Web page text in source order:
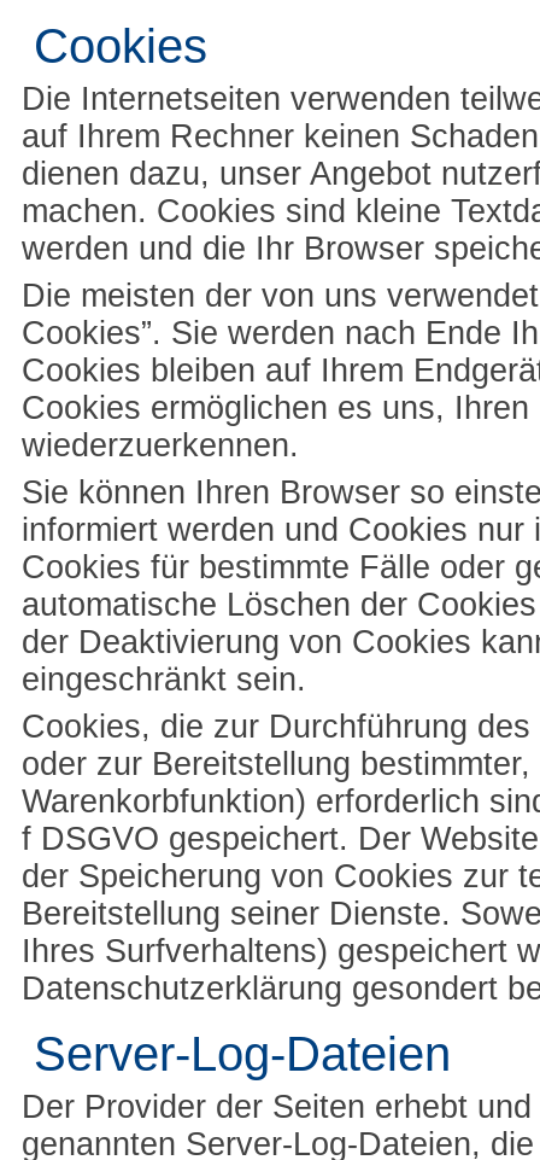
Cookies
Die Internetseiten verwenden
auf Ihrem Rechner keinen
dienen dazu, unser Angebot
machen. Cookies sind kleine
werden und die Ihr Browser
Die meisten der von uns
Cookies”. Sie werden nach Ende
Cookies bleiben auf Ihrem
Cookies ermöglichen es uns,
wiederzuerkennen.
Sie können Ihren Browser so
informiert werden und Cookies
Cookies für bestimmte Fälle oder
automatische Löschen der
der Deaktivierung von Cookies
eingeschränkt sein.
Cookies, die zur Durchführung
oder zur Bereitstellung
Warenkorbfunktion) erforderlich
f DSGVO gespeichert. Der
der Speicherung von Cookies zur
Bereitstellung seiner Dienste.
Ihres Surfverhaltens) gespeichert
Datenschutzerklärung gesondert
Server-Log-Dateien
Der Provider der Seiten erhebt
genannten Server-Log-Dateien,